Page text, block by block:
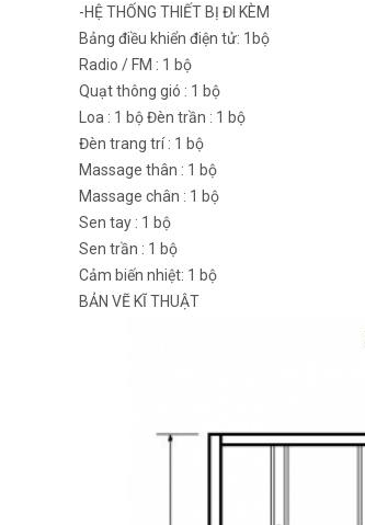
-HỆ THỐNG THIẾT BỊ ĐI KÈM
Bảng điều khiển điện tử: 1bộ
Radio / FM : 1 bộ
Quạt thông gió : 1 bộ
Loa : 1 bộ Đèn trần : 1 bộ
Đèn trang trí : 1 bộ
Massage thân : 1 bộ
Massage chân : 1 bộ
Sen tay : 1 bộ
Sen trần : 1 bộ
Cảm biến nhiệt: 1 bộ
BẢN VẼ KĨ THUẬT